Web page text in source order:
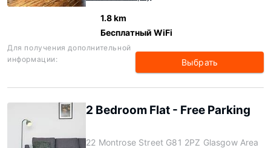
1.8 km
Бесплатный WiFi
Для получения дополнительной
информации:
Выбрать
2 Bedroom Flat - Free Parking
22 Montrose Street G81 2PZ Glasgow Area